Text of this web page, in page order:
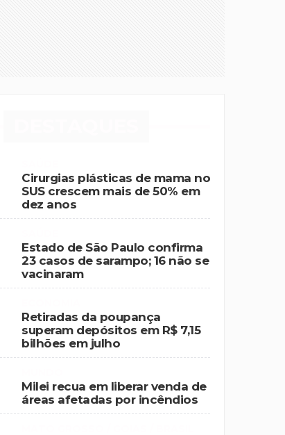
Cirurgias plásticas de mama no
SUS crescem mais de 50% em
dez anos
Estado de São Paulo confirma
23 casos de sarampo; 16 não se
vacinaram
Retiradas da poupança
superam depósitos em R$ 7,15
bilhões em julho
Milei recua em liberar venda de
áreas afetadas por incêndios